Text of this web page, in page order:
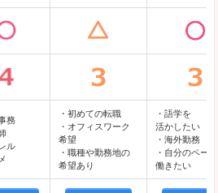
務
ル
・初めての転職
・オフィスワーク
希望
・職種や勤務地の
希望あり
・語学を
活かしたい
・海外勤務
・自分のペー
働きたい